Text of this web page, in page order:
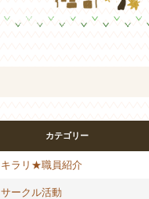
カテゴリー
キラリ★職員紹介
サークル活動